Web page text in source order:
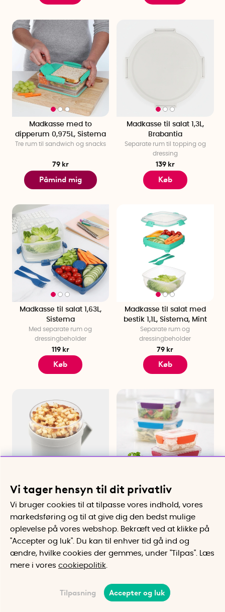
Madkasse med to
dipperum 0,975L, Sistema
Tre rum til sandwich og snacks
79 kr
Påmind mig
Madkasse til salat 1,3L,
Brabantia
Separate rum til topping og
dressing
139 kr
Køb
Madkasse til salat 1,63L,
Sistema
Med separate rum og
dressingbeholder
119 kr
Køb
Madkasse til salat med
bestik 1,1L, Sistema, Mint
Separate rum og
dressingbeholder
79 kr
Køb
Madkasse til suppe med
opbevaringslåg 0,6L,
Brabantia
Separat rum til krutoner og
topping
119 kr
Madkassesæt 4 dele,
Joseph Joseph
Farvekodede låg og stabelbart
325 kr
Vi tager hensyn til dit privatliv
Vi bruger cookies til at tilpasse vores indhold, vores
markedsføring og til at give dig den bedst mulige
oplevelse på vores webshop. Bekræft ved at klikke på
"Accepter og luk". Du kan til enhver tid gå ind og
ændre, hvilke cookies der gemmes, under "Tilpas". Læs
mere i vores cookiepolitik
Tilpasning Accepter og luk